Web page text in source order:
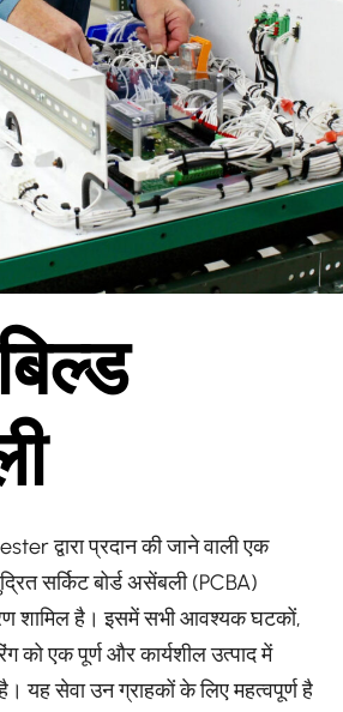
द्वारा प्रदान की जाने वाली एक
सर्किट बोर्ड असेंबली (PCBA)
शामिल है। इसमें सभी आवश्यक घटकों,
को एक पूर्ण और कार्यशील उत्पाद में
यह सेवा उन ग्राहकों के लिए महत्वपूर्ण है